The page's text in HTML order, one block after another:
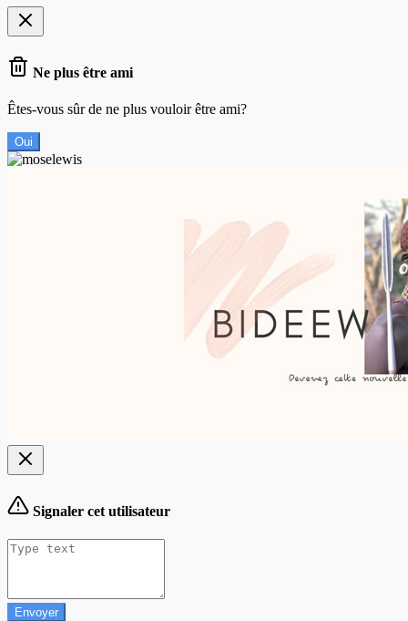
Ne plus être ami
Êtes-vous sûr de ne plus vouloir être ami?
Oui
Signaler cet utilisateur
Envoyer